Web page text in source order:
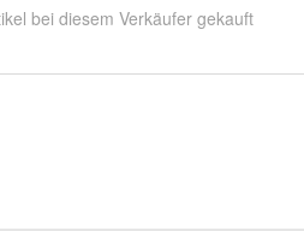
bei diesem Verkäufer gekauft